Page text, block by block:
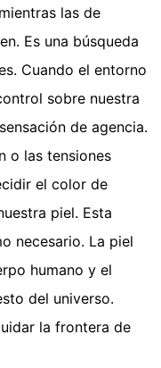
las de
Es una búsqueda
Cuando el entorno
sobre nuestra
de agencia.
o las tensiones
el color de
piel. Esta
necesario. La piel
humano y el
del universo.
la frontera de